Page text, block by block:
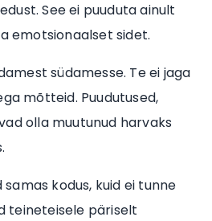
See ei puuduta ainult
emotsionaalset sidet.
südamesse. Te ei jaga
mõtteid. Puudutused,
olla muutunud harvaks
kodus, kuid ei tunne
teineteisele päriselt